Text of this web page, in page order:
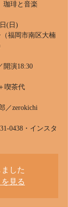
琲と音楽
(日)
福岡市南区大楠
開演18:30
喫茶代
／zerokichi
0438・インスタ
した
見る